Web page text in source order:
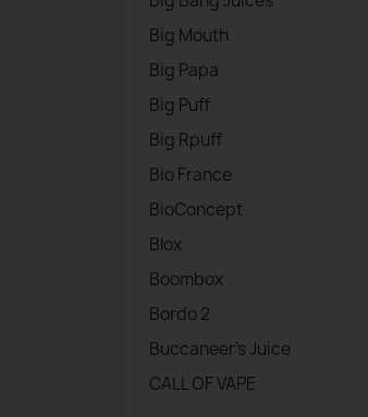
Big Mouth
Big Papa
Big Puff
Big Rpuff
Bio France
BioConcept
Blox
Boombox
Bordo 2
Buccaneer's Juice
CALL OF VAPE